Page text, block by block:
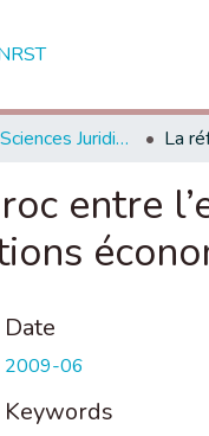
Faculté des Sciences Juridiques, Economiques et Sociales - Agdal - Rabat
entre
Date
2009-06
Keywords